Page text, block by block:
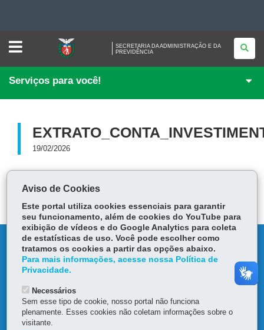
Ir
o
para
navegação
Ir
busca
SECRETARIA
ADMINISTRAÇÃO
E
DA
PREVIDÊNCIA
SECRETARIA DA ADMINISTRAÇÃO E DA
PREVIDÊNCIA
Serviços para você!
19/02/2026
MAPA DO SITE
DENUNCIE CORRUPÇÃO
OUVIDORIA
Aviso de Cookies
Este portal utiliza cookies essenciais para garantir
seu funcionamento, além de cookies do YouTube para
exibição de vídeos e do Google Analytics para coleta
de estatísticas de uso. Você pode escolher como
tratamos os cookies a partir das opções abaixo.
Para mais informações, acesse nossa Política de
Privacidade.
Necessários
Sem esse tipo de cookie, nosso portal não funciona
plenamente. Esses cookies não coletam informações sobre o
visitante.